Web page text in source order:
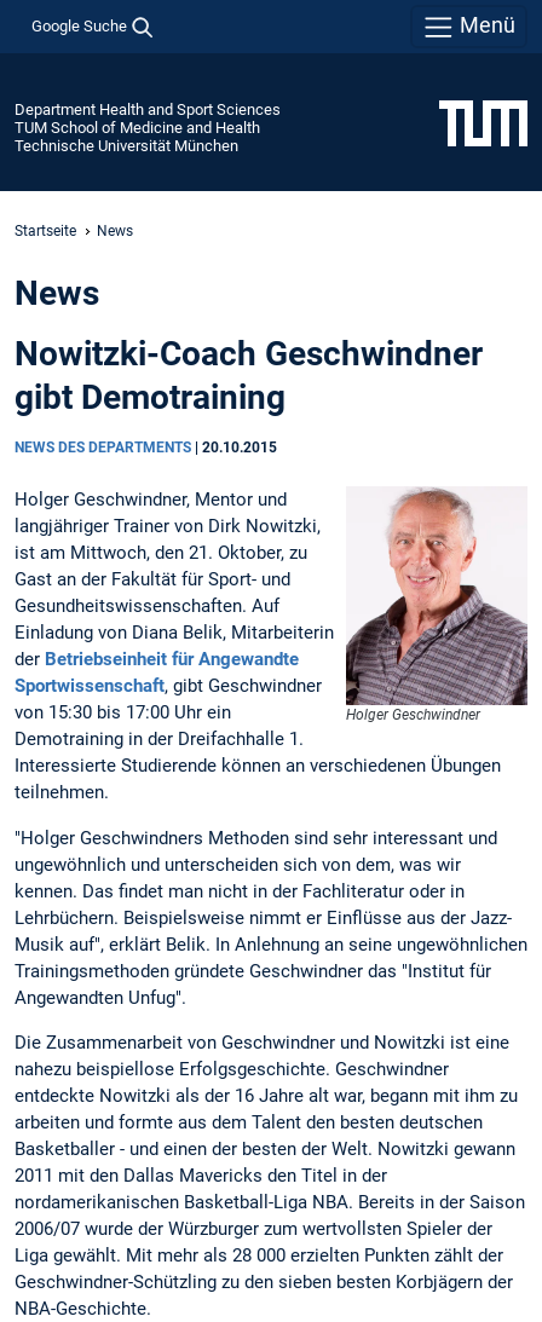
Google Suche Menü
Department Health and Sport Sciences
TUM School of Medicine and Health
Technische Universität München
Startseite News
News
Nowitzki-Coach Geschwindner
gibt Demotraining
NEWS DES DEPARTMENTS 20.10.2015
Holger Geschwindner
Holger Geschwindner, Mentor und
langjähriger Trainer von Dirk Nowitzki,
ist am Mittwoch, den 21. Oktober, zu
Gast an der Fakultät für Sport- und
Gesundheitswissenschaften. Auf
Einladung von Diana Belik, Mitarbeiterin
der Betriebseinheit für Angewandte
Sportwissenschaft, gibt Geschwindner
von 15:30 bis 17:00 Uhr ein
Demotraining in der Dreifachhalle 1.
Interessierte Studierende können an verschiedenen Übungen
teilnehmen.
"Holger Geschwindners Methoden sind sehr interessant und
ungewöhnlich und unterscheiden sich von dem, was wir
kennen. Das findet man nicht in der Fachliteratur oder in
Lehrbüchern. Beispielsweise nimmt er Einflüsse aus der Jazz-
Musik auf", erklärt Belik. In Anlehnung an seine ungewöhnlichen
Trainingsmethoden gründete Geschwindner das "Institut für
Angewandten Unfug".
Die Zusammenarbeit von Geschwindner und Nowitzki ist eine
nahezu beispiellose Erfolgsgeschichte. Geschwindner
entdeckte Nowitzki als der 16 Jahre alt war, begann mit ihm zu
arbeiten und formte aus dem Talent den besten deutschen
Basketballer - und einen der besten der Welt. Nowitzki gewann
2011 mit den Dallas Mavericks den Titel in der
nordamerikanischen Basketball-Liga NBA. Bereits in der Saison
2006/07 wurde der Würzburger zum wertvollsten Spieler der
Liga gewählt. Mit mehr als 28 000 erzielten Punkten zählt der
Geschwindner-Schützling zu den sieben besten Korbjägern der
NBA-Geschichte.